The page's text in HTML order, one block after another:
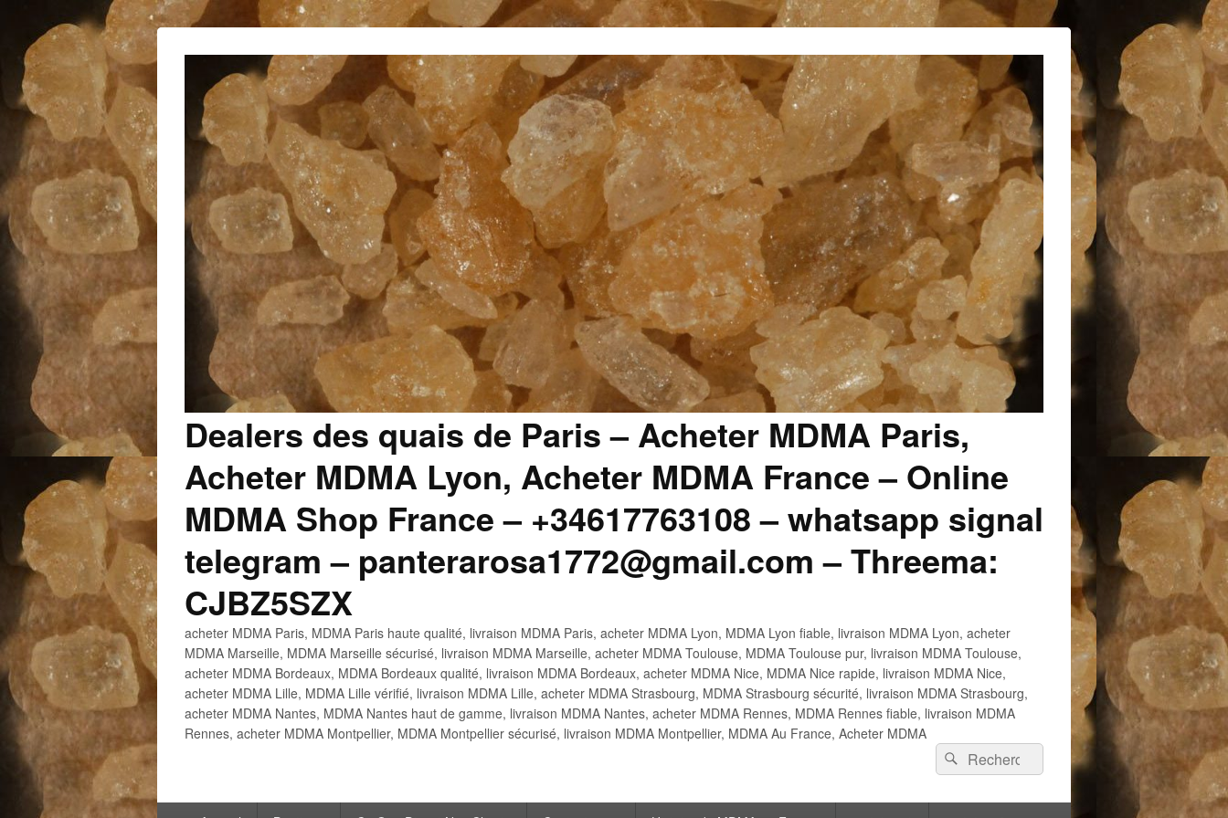
Dealers des quais de Paris – Acheter MDMA Paris,
Acheter MDMA Lyon, Acheter MDMA France – Online
MDMA Shop France – +34617763108 – whatsapp signal
telegram – panterarosa1772@gmail.com – Threema:
CJBZ5SZX
acheter MDMA Paris, MDMA Paris haute qualité, livraison MDMA Paris, acheter MDMA Lyon, MDMA Lyon fiable, livraison MDMA Lyon, acheter
MDMA Marseille, MDMA Marseille sécurisé, livraison MDMA Marseille, acheter MDMA Toulouse, MDMA Toulouse pur, livraison MDMA Toulouse,
acheter MDMA Bordeaux, MDMA Bordeaux qualité, livraison MDMA Bordeaux, acheter MDMA Nice, MDMA Nice rapide, livraison MDMA Nice,
acheter MDMA Lille, MDMA Lille vérifié, livraison MDMA Lille, acheter MDMA Strasbourg, MDMA Strasbourg sécurité, livraison MDMA Strasbourg,
acheter MDMA Nantes, MDMA Nantes haut de gamme, livraison MDMA Nantes, acheter MDMA Rennes, MDMA Rennes fiable, livraison MDMA
Rennes, acheter MDMA Montpellier, MDMA Montpellier sécurisé, livraison MDMA Montpellier, MDMA Au France, Acheter MDMA
Recherche :
Rechercher
Menu